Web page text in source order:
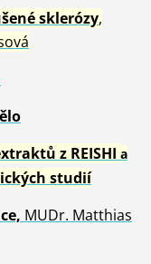
sklerózy,
z REISHI a
studií
MUDr. Matthias